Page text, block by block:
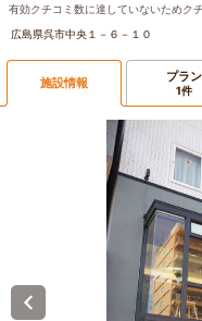
有効クチコミ数に達していないためク
広島県呉市中央１－６－１０
施設情報 プラン
1件